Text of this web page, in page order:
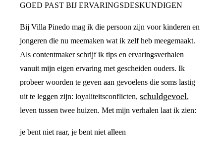
GOED PAST BIJ ERVARINGSDESKUNDIGEN
Bij Villa Pinedo mag ik die persoon zijn voor kinderen en
jongeren die nu meemaken wat ik zelf heb meegemaakt.
Als contentmaker schrijf ik tips en ervaringsverhalen
vanuit mijn eigen ervaring met gescheiden ouders. Ik
probeer woorden te geven aan gevoelens die soms lastig
uit te leggen zijn: loyaliteitsconflicten, schuldgevoel,
leven tussen twee huizen. Met mijn verhalen laat ik zien:
je bent niet raar, je bent niet alleen